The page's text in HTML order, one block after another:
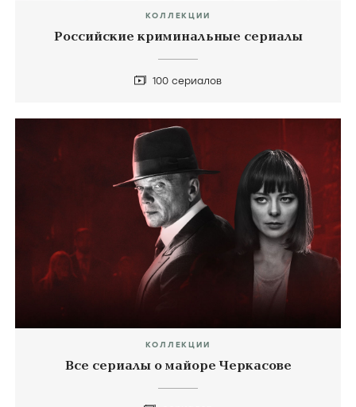
КОЛЛЕКЦИИ
Российские криминальные сериалы
100 сериалов
КОЛЛЕКЦИИ
Все сериалы о майоре Черкасове